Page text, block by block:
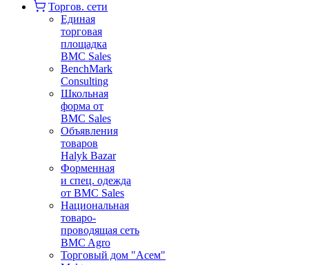
Торгов. сети
Единая
торговая
площадка
BMC Sales
BenchMark
Consulting
Школьная
форма от
BMC Sales
Объявления
товаров
Halyk Bazar
Форменная
и спец. одежда
от BMC Sales
Национальная
товаро-
проводящая сеть
BMC Agro
Торговый дом "Асем"